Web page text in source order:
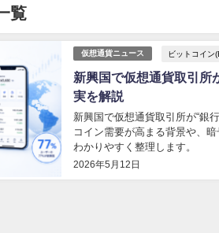
覧
仮想通貨ニュース ビットコイン
新興国で仮想通貨取引所
実を解説
2026年5月12日
新興国で仮想通貨取引所が“銀
コイン需要が高まる背景や、
わかりやすく整理します。